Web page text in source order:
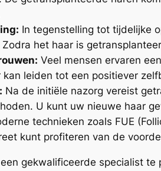
In tegenstelling tot tijdelijke
het haar is
Veel mensen ervaren
kan leiden tot een positiever
Na de initiële nazorg vereist
U kunt uw nieuwe haar
technieken zoals FUE
kunt profiteren van de
gekwalificeerde specialist